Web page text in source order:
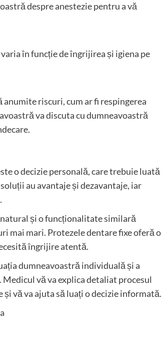
despre anestezie pentru a vă
în funcție de îngrijirea și igiena pe
riscuri, cum ar fi respingerea
va discuta cu dumneavoastră
o decizie personală, care trebuie luată
au avantaje și dezavantaje, iar
și o funcționalitate similară
mai mari. Protezele dentare fixe oferă o
îngrijire atentă.
dumneavoastră individuală și a
vă va explica detaliat procesul
vă va ajuta să luați o decizie informată.